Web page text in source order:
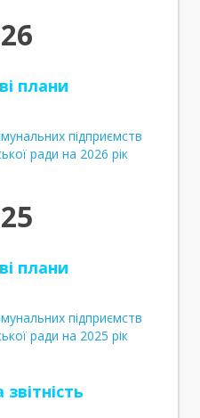
плани
підприємств
ради на 2026 рік
плани
підприємств
ради на 2025 рік